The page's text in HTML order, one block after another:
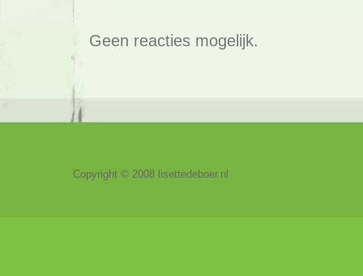
Geen reacties mogelijk.
Copyright © 2008 lisettedeboer.nl